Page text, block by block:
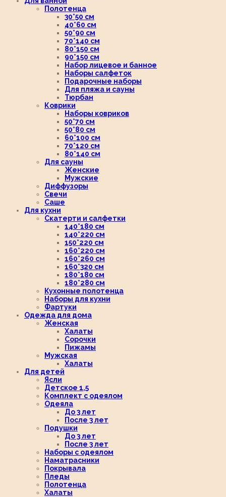
Полотенца
30*50 см
40*60 см
50*90 см
70*140 см
80*150 см
90*150 см
Набор лицевое и банное
Наборы салфеток
Подарочные наборы
Для пляжа и сауны
Тюрбан
Коврики
Наборы ковриков
50*70 см
50*80 см
60*100 см
70*120 см
80*140 см
Для сауны
Женские
Мужские
Диффузоры
Свечи
Саше
Для кухни
Скатерти и салфетки
140*180 см
140*220 см
150*220 см
160*220 см
160*260 см
160*320 см
180*180 см
180*280 см
Кухонные полотенца
Наборы для кухни
Фартуки
Одежда для дома
Женская
Халаты
Сорочки
Пижамы
Мужская
Халаты
Для детей
Ясли
Детское 1,5
Комплект с одеялом
Одеяла
До 3 лет
После 3 лет
Подушки
До 3 лет
После 3 лет
Наборы с одеялом
Наматрасники
Покрывала
Пледы
Полотенца
Халаты